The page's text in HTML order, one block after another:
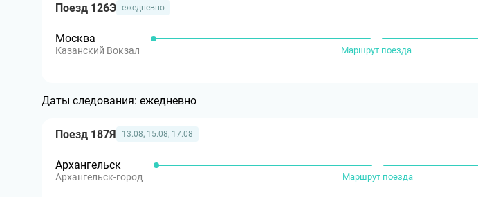
Поезд 126Э ежедневно
Москва
Казанский Вокзал Маршрут поезда
Даты следования: ежедневно
Поезд 187Я 13.08, 15.08, 17.08
Архангельск
Архангельск-город Маршрут поезда